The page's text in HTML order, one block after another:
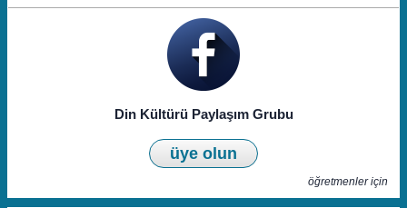
Din Kültürü Paylaşım Grubu
üye olun
öğretmenler için